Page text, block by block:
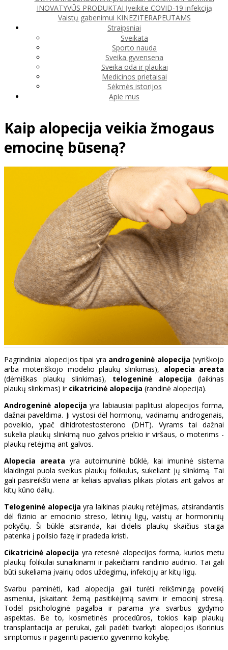
INOVATYVŪS PRODUKTAI Įveikite COVID-19 infekciją
Vaistų gabenimui KINEZITERAPEUTAMS
Straipsniai
Sveikata
Sporto nauda
Sveika gyvensena
Sveika oda ir plaukai
Medicinos prietaisai
Sėkmės istorijos
Apie mus
Kaip alopecija veikia žmogaus
emocinę būseną?
Pagrindiniai alopecijos tipai yra androgeninė alopecija (vyriškojo
arba moteriškojo modelio plaukų slinkimas), alopecia areata
(dėmiškas plaukų slinkimas), telogeninė alopecija (laikinas
plaukų slinkimas) ir cikatricinė alopecija (randinė alopecija).
Androgeninė alopecija yra labiausiai paplitusi alopecijos forma,
dažnai paveldima. Ji vystosi dėl hormonų, vadinamų androgenais,
poveikio, ypač dihidrotestosterono (DHT). Vyrams tai dažnai
sukelia plaukų slinkimą nuo galvos priekio ir viršaus, o moterims -
plaukų retėjimą ant galvos.
Alopecia areata yra autoimuninė būklė, kai imuninė sistema
klaidingai puola sveikus plaukų folikulus, sukeliant jų slinkimą. Tai
gali pasireikšti viena ar keliais apvaliais plikais plotais ant galvos ar
kitų kūno dalių.
Telogeninė alopecijayra laikinas plaukų retėjimas, atsirandantis
dėl fizinio ar emocinio streso, lėtinių ligų, vaistų ar hormoninių
pokyčių. Ši būklė atsiranda, kai didelis plaukų skaičius staiga
patenka į poilsio fazę ir pradeda kristi.
Cikatricinė alopecija yra retesnė alopecijos forma, kurios metu
plaukų folikulai sunaikinami ir pakeičiami randinio audinio. Tai gali
būti sukeliama įvairių odos uždegimų, infekcijų ar kitų ligų.
Svarbu paminėti, kad alopecija gali turėti reikšmingą poveikį
asmeniui, įskaitant žemą pasitikėjimą savimi ir emocinį stresą.
Todėl psichologinė pagalba ir parama yra svarbus gydymo
aspektas. Be to, kosmetinės procedūros, tokios kaip plaukų
transplantacija ar perukai, gali padėti tvarkyti alopecijos išorinius
simptomus ir pagerinti paciento gyvenimo kokybę.